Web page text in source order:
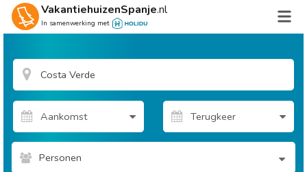
VakantiehuizenSpanje.nl
In samenwerking met
Personen